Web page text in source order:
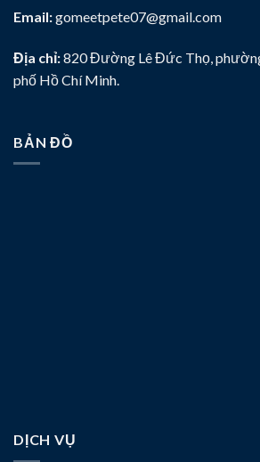
Email:gomeetpete07@gmail.com
Địa chỉ:820 Đường Lê Đức Thọ,
phố Hồ Chí Minh.
BẢN ĐỒ
DỊCH VỤ